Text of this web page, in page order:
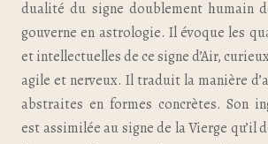
dualité du signe doublement humain
gouverne en astrologie. Il évoque les
et intellectuelles de ce signe d’Air,
agile et nerveux. Il traduit la manière
abstraites en formes concrètes. Son
est assimilée au signe de la Vierge qu’il